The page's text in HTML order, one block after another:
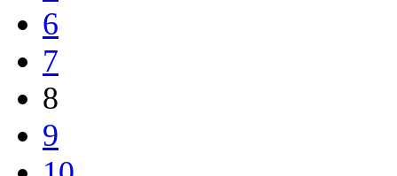
6
7
8
9